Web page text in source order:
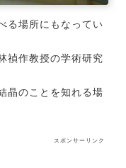
る場所にもなってい
禎作教授の学術研究
晶のことを知れる場
スポンサーリンク